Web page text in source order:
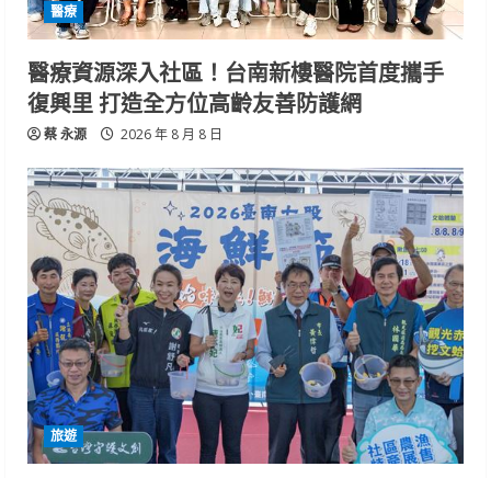
醫療
醫療資源深入社區！台南新樓醫院首度攜手
復興里 打造全方位高齡友善防護網
蔡 永源 2026 年 8 月 8 日
旅遊